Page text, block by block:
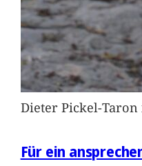
Dieter Pickel-
Für ein